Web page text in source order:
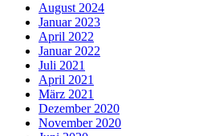
August 2024
Januar 2023
April 2022
Januar 2022
Juli 2021
April 2021
März 2021
Dezember 2020
November 2020